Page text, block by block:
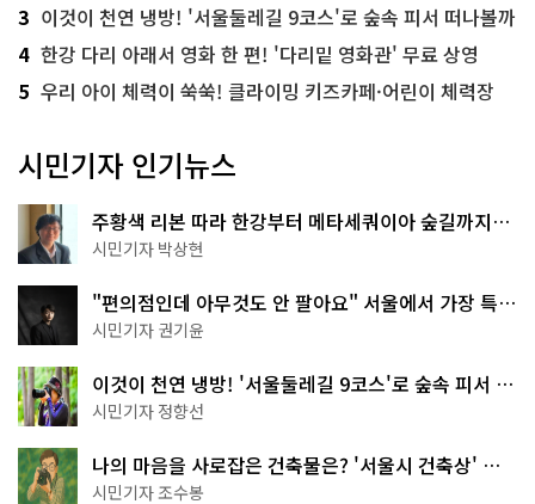
3 이것이 천연 냉방! '서울둘레길 9코스'로 숲속 피서 떠나볼까
4 한강 다리 아래서 영화 한 편! '다리밑 영화관' 무료 상영
5 우리 아이 체력이 쑥쑥! 클라이밍 키즈카페·어린이 체력장
시민기자 인기뉴스
주황색 리본 따라 한강부터 메타세쿼이아 숲길까지…
서울둘레길 15코스
시민기자 박상현
"편의점인데 아무것도 안 팔아요" 서울에서 가장 특별
한 편의점의 정체
시민기자 권기윤
이것이 천연 냉방! '서울둘레길 9코스'로 숲속 피서 떠
나볼까
시민기자 정향선
나의 마음을 사로잡은 건축물은? '서울시 건축상' 수
상작 공개!
시민기자 조수봉